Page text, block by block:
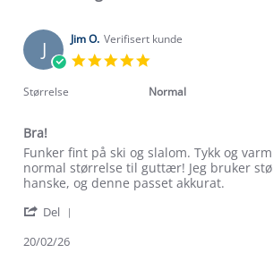
J Jim O. Verifisert kunde
rating
Størrelse Normal
Bra!
Review
by
Jim
on
Feb
review
stating
Bra!
Funker fint på ski og slalom. Tykk og
normal størrelse til guttær! Jeg bruker
hanske, og denne passet akkurat.
Del
20/02/26